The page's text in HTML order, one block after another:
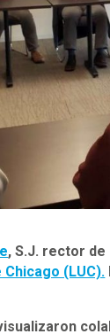
, S.J. rector de
(LUC).